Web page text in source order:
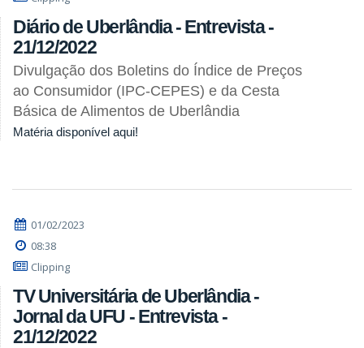
Diário de Uberlândia - Entrevista -
21/12/2022
Divulgação dos Boletins do Índice de Preços
ao Consumidor (IPC-CEPES) e da Cesta
Básica de Alimentos de Uberlândia
Matéria disponível aqui!
01/02/2023
08:38
Clipping
TV Universitária de Uberlândia -
Jornal da UFU - Entrevista -
21/12/2022